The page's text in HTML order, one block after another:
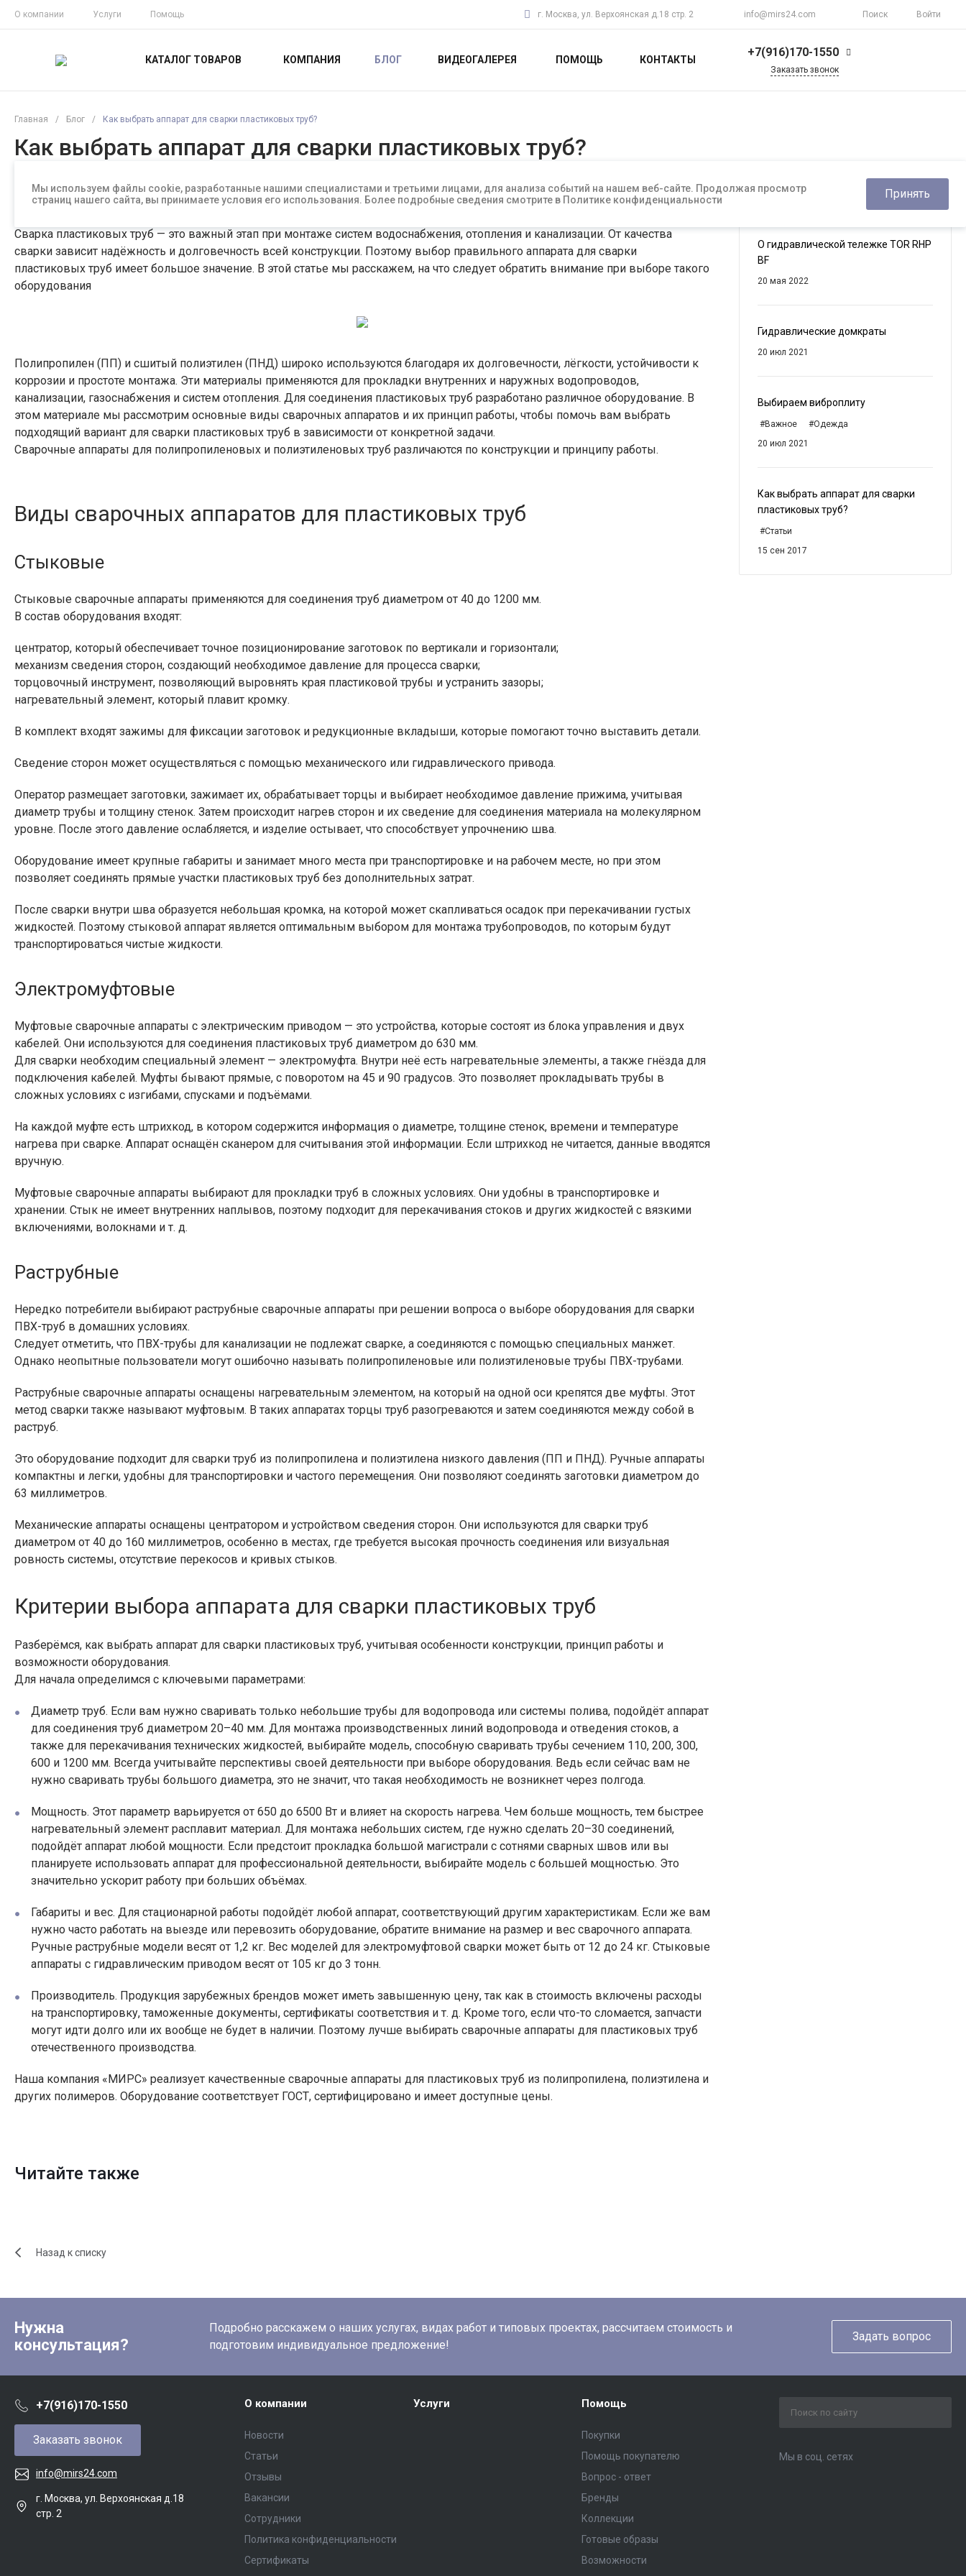
О компании Услуги Помощь г. Москва, ул. Верхоянская д.18 стр. 2 info@mirs24.com Поиск Войти
КАТАЛОГ ТОВАРОВ КОМПАНИЯ БЛОГ ВИДЕОГАЛЕРЕЯ ПОМОЩЬ КОНТАКТЫ
+7(916)170-1550
Заказать звонок
Главная / Блог / Как выбрать аппарат для сварки пластиковых труб?
Как выбрать аппарат для сварки пластиковых труб?
Мы используем файлы cookie, разработанные нашими специалистами и третьими лицами, для анализа событий на нашем веб-сайте. Продолжая просмотр
страниц нашего сайта, вы принимаете условия его использования. Более подробные сведения смотрите в Политике конфиденциальности
Принять
О гидравлической тележке TOR RHP
BF
20 мая 2022
Гидравлические домкраты
20 июл 2021
Выбираем виброплиту
#Важное
#Одежда
20 июл 2021
Как выбрать аппарат для сварки
пластиковых труб?
#Статьи
15 сен 2017
15 сен 2017 #Статьи
Сварка пластиковых труб — это важный этап при монтаже систем водоснабжения, отопления и канализации. От качества
сварки зависит надёжность и долговечность всей конструкции. Поэтому выбор правильного аппарата для сварки
пластиковых труб имеет большое значение. В этой статье мы расскажем, на что следует обратить внимание при выборе такого
оборудования
Полипропилен (ПП) и сшитый полиэтилен (ПНД) широко используются благодаря их долговечности, лёгкости, устойчивости к
коррозии и простоте монтажа. Эти материалы применяются для прокладки внутренних и наружных водопроводов,
канализации, газоснабжения и систем отопления. Для соединения пластиковых труб разработано различное оборудование. В
этом материале мы рассмотрим основные виды сварочных аппаратов и их принцип работы, чтобы помочь вам выбрать
подходящий вариант для сварки пластиковых труб в зависимости от конкретной задачи.
Сварочные аппараты для полипропиленовых и полиэтиленовых труб различаются по конструкции и принципу работы.
Виды сварочных аппаратов для пластиковых труб
Стыковые
Стыковые сварочные аппараты применяются для соединения труб диаметром от 40 до 1200 мм.
В состав оборудования входят:
центратор, который обеспечивает точное позиционирование заготовок по вертикали и горизонтали;
механизм сведения сторон, создающий необходимое давление для процесса сварки;
торцовочный инструмент, позволяющий выровнять края пластиковой трубы и устранить зазоры;
нагревательный элемент, который плавит кромку.
В комплект входят зажимы для фиксации заготовок и редукционные вкладыши, которые помогают точно выставить детали.
Сведение сторон может осуществляться с помощью механического или гидравлического привода.
Оператор размещает заготовки, зажимает их, обрабатывает торцы и выбирает необходимое давление прижима, учитывая
диаметр трубы и толщину стенок. Затем происходит нагрев сторон и их сведение для соединения материала на молекулярном
уровне. После этого давление ослабляется, и изделие остывает, что способствует упрочнению шва.
Оборудование имеет крупные габариты и занимает много места при транспортировке и на рабочем месте, но при этом
позволяет соединять прямые участки пластиковых труб без дополнительных затрат.
После сварки внутри шва образуется небольшая кромка, на которой может скапливаться осадок при перекачивании густых
жидкостей. Поэтому стыковой аппарат является оптимальным выбором для монтажа трубопроводов, по которым будут
транспортироваться чистые жидкости.
Электромуфтовые
Муфтовые сварочные аппараты с электрическим приводом — это устройства, которые состоят из блока управления и двух
кабелей. Они используются для соединения пластиковых труб диаметром до 630 мм.
Для сварки необходим специальный элемент — электромуфта. Внутри неё есть нагревательные элементы, а также гнёзда для
подключения кабелей. Муфты бывают прямые, с поворотом на 45 и 90 градусов. Это позволяет прокладывать трубы в
сложных условиях с изгибами, спусками и подъёмами.
На каждой муфте есть штрихкод, в котором содержится информация о диаметре, толщине стенок, времени и температуре
нагрева при сварке. Аппарат оснащён сканером для считывания этой информации. Если штрихкод не читается, данные вводятся
вручную.
Муфтовые сварочные аппараты выбирают для прокладки труб в сложных условиях. Они удобны в транспортировке и
хранении. Стык не имеет внутренних наплывов, поэтому подходит для перекачивания стоков и других жидкостей с вязкими
включениями, волокнами и т. д.
Раструбные
Нередко потребители выбирают раструбные сварочные аппараты при решении вопроса о выборе оборудования для сварки
ПВХ-труб в домашних условиях.
Следует отметить, что ПВХ-трубы для канализации не подлежат сварке, а соединяются с помощью специальных манжет.
Однако неопытные пользователи могут ошибочно называть полипропиленовые или полиэтиленовые трубы ПВХ-трубами.
Раструбные сварочные аппараты оснащены нагревательным элементом, на который на одной оси крепятся две муфты. Этот
метод сварки также называют муфтовым. В таких аппаратах торцы труб разогреваются и затем соединяются между собой в
раструб.
Это оборудование подходит для сварки труб из полипропилена и полиэтилена низкого давления (ПП и ПНД). Ручные аппараты
компактны и легки, удобны для транспортировки и частого перемещения. Они позволяют соединять заготовки диаметром до
63 миллиметров.
Механические аппараты оснащены центратором и устройством сведения сторон. Они используются для сварки труб
диаметром от 40 до 160 миллиметров, особенно в местах, где требуется высокая прочность соединения или визуальная
ровность системы, отсутствие перекосов и кривых стыков.
Критерии выбора аппарата для сварки пластиковых труб
Разберёмся, как выбрать аппарат для сварки пластиковых труб, учитывая особенности конструкции, принцип работы и
возможности оборудования.
Для начала определимся с ключевыми параметрами:
Диаметр труб. Если вам нужно сваривать только небольшие трубы для водопровода или системы полива, подойдёт аппарат
для соединения труб диаметром 20–40 мм. Для монтажа производственных линий водопровода и отведения стоков, а
также для перекачивания технических жидкостей, выбирайте модель, способную сваривать трубы сечением 110, 200, 300,
600 и 1200 мм. Всегда учитывайте перспективы своей деятельности при выборе оборудования. Ведь если сейчас вам не
нужно сваривать трубы большого диаметра, это не значит, что такая необходимость не возникнет через полгода.
Мощность. Этот параметр варьируется от 650 до 6500 Вт и влияет на скорость нагрева. Чем больше мощность, тем быстрее
нагревательный элемент расплавит материал. Для монтажа небольших систем, где нужно сделать 20–30 соединений,
подойдёт аппарат любой мощности. Если предстоит прокладка большой магистрали с сотнями сварных швов или вы
планируете использовать аппарат для профессиональной деятельности, выбирайте модель с большей мощностью. Это
значительно ускорит работу при больших объёмах.
Габариты и вес. Для стационарной работы подойдёт любой аппарат, соответствующий другим характеристикам. Если же вам
нужно часто работать на выезде или перевозить оборудование, обратите внимание на размер и вес сварочного аппарата.
Ручные раструбные модели весят от 1,2 кг. Вес моделей для электромуфтовой сварки может быть от 12 до 24 кг. Стыковые
аппараты с гидравлическим приводом весят от 105 кг до 3 тонн.
Производитель. Продукция зарубежных брендов может иметь завышенную цену, так как в стоимость включены расходы
на транспортировку, таможенные документы, сертификаты соответствия и т. д. Кроме того, если что-то сломается, запчасти
могут идти долго или их вообще не будет в наличии. Поэтому лучше выбирать сварочные аппараты для пластиковых труб
отечественного производства.
Наша компания «МИРС» реализует качественные сварочные аппараты для пластиковых труб из полипропилена, полиэтилена и
других полимеров. Оборудование соответствует ГОСТ, сертифицировано и имеет доступные цены.
Читайте также
Назад к списку
Нужна
консультация?
Подробно расскажем о наших услугах, видах работ и типовых проектах, рассчитаем стоимость и
подготовим индивидуальное предложение!
Задать вопрос
+7(916)170-1550
Заказать звонок
info@mirs24.com
г. Москва, ул. Верхоянская д.18
стр. 2
О компании
Новости
Статьи
Отзывы
Вакансии
Сотрудники
Политика конфиденциальности
Сертификаты
Услуги Помощь
Покупки
Помощь покупателю
Вопрос - ответ
Бренды
Коллекции
Готовые образы
Возможности
Мы в соц. сетях